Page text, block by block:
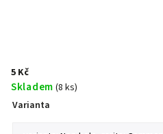
5 Kč
Skladem (8 ks)
Varianta